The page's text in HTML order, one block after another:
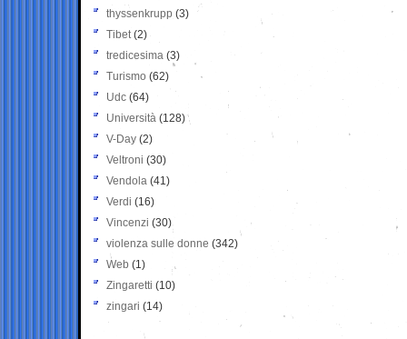
thyssenkrupp (3)
Tibet(2)
tredicesima (3)
Turismo (62)
Udc (64)
Università (128)
V-Day (2)
Veltroni (30)
Vendola (41)
Verdi (16)
Vincenzi (30)
violenza sulle donne (342)
Web (1)
Zingaretti (10)
zingari (14)